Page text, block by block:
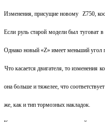
Изменения, присущие новому Z750,
Если руль старой модели был туговат
Однако новый «Z» имеет меньший угол
Что касается двигателя, то изменения
она больше и тяжелее, что
же, как и тип тормозных накладок.